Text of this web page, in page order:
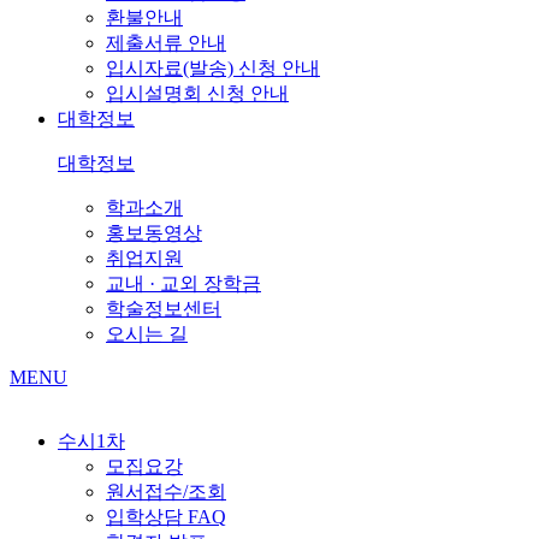
환불안내
제출서류 안내
입시자료(발송) 신청 안내
입시설명회 신청 안내
대학정보
대학정보
학과소개
홍보동영상
취업지원
교내 · 교외 장학금
학술정보센터
오시는 길
MENU
수시1차
모집요강
원서접수/조회
입학상담 FAQ